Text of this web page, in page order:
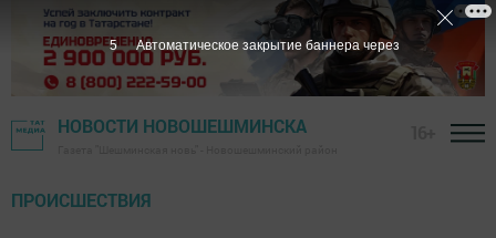
НОВОСТИ НОВОШЕШМИНСКА
ПРОИСШЕСТВИЯ
4 Автоматическое закрытие баннера через